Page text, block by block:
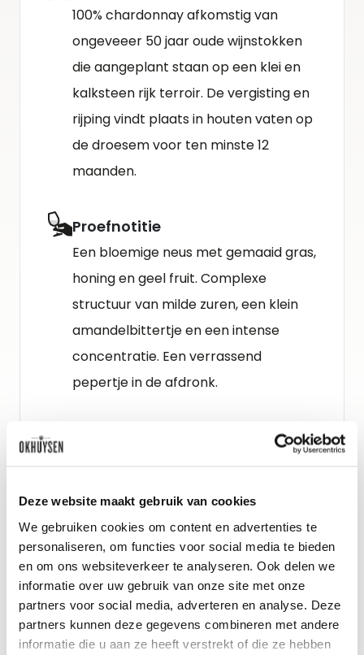
Deze website maakt gebruik van cookies
We gebruiken cookies om content en advertenties te
personaliseren, om functies voor social media te bieden
en om ons websiteverkeer te analyseren. Ook delen we
informatie over uw gebruik van onze site met onze
partners voor social media, adverteren en analyse. Deze
partners kunnen deze gegevens combineren met andere
informatie die u aan ze heeft verstrekt of die ze hebben
100% chardonnay afkomstig van
ongeveeer 50 jaar oude wijnstokken
die aangeplant staan op een klei en
kalksteen rijk terroir. De vergisting en
rijping vindt plaats in houten vaten op
de droesem voor ten minste 12
maanden.
Proefnotitie
Een bloemige neus met gemaaid gras,
honing en geel fruit. Complexe
structuur van milde zuren, een klein
amandelbittertje en een intense
concentratie. Een verrassend
pepertje in de afdronk.